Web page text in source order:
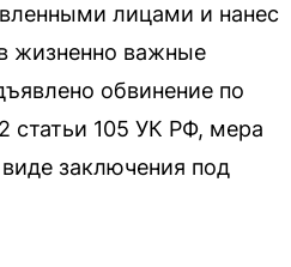
лицами и нанес
жизненно важные
обвинение по
статьи 105 УК РФ, мера
заключения под